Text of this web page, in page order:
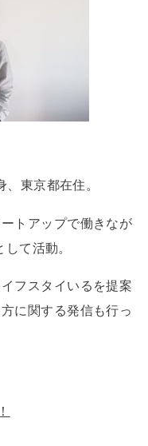
東京都在住。
トアップで働きなが
て活動。
フスタイいるを提案
に関する発信も行っ